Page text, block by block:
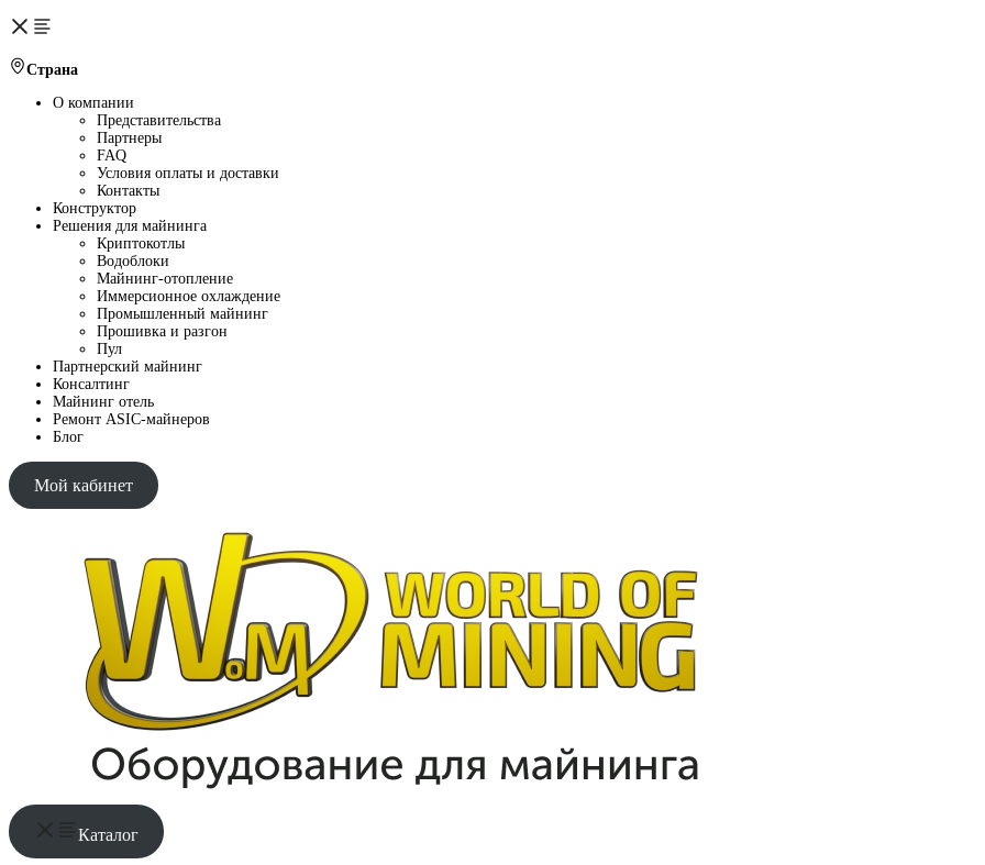
Страна
О компании
Представительства
Партнеры
FAQ
Условия оплаты и доставки
Контакты
Конструктор
Решения для майнинга
Криптокотлы
Водоблоки
Майнинг-отопление
Иммерсионное охлаждение
Промышленный майнинг
Прошивка и разгон
Пул
Партнерский майнинг
Консалтинг
Майнинг отель
Ремонт ASIC-майнеров
Блог
Мой кабинет
Каталог